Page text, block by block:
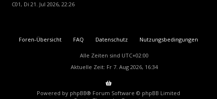
C01, Di 21. Jul 2026, 22:26
Foren-Übersicht FAQ Datenschutz Nutzungsbedingungen
Alle Zeiten sind UTC+02:00
Aktuelle Zeit: Fr 7. Aug 2026, 16:34
Powered by phpBB® Forum Software © phpBB Limited